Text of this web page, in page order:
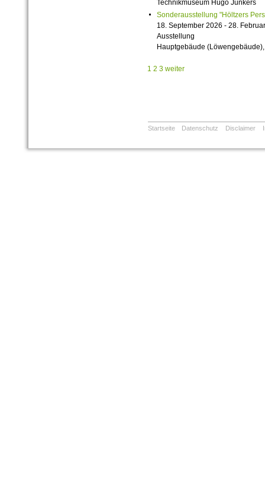
Technikmuseum Hugo Junkers
Sonderausstellung "Höltzers
18. September 2026 - 28.
Ausstellung
Hauptgebäude
1 2 3 weiter
Startseite Datenschutz Disclaimer